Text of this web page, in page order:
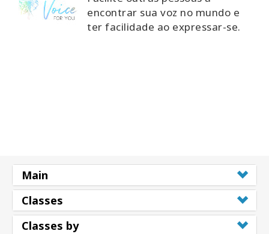
CONTATO
encontrar sua voz no mundo e
ter facilidade ao expressar-se.
Main
Classes
Classes by